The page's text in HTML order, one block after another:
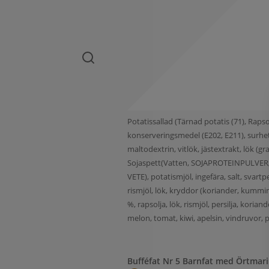
Potatissallad (Tärnad potatis (71),
konserveringsmedel (E202, E211),
maltodextrin, vitlök, jästextrakt, lök
Sojaspett(Vatten,
VETE), potatismjöl, ingefära, salt,
rismjöl, lök, kryddor (koriander,
%, rapsolja, lök, rismjöl, persilja,
melon, tomat, kiwi, apelsin, vindruvor,
Bufféfat Nr 5 Barnfat med